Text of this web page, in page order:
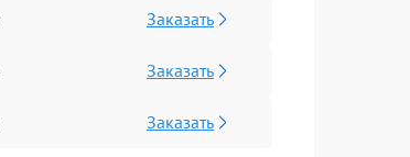
Заказать
Заказать
Заказать